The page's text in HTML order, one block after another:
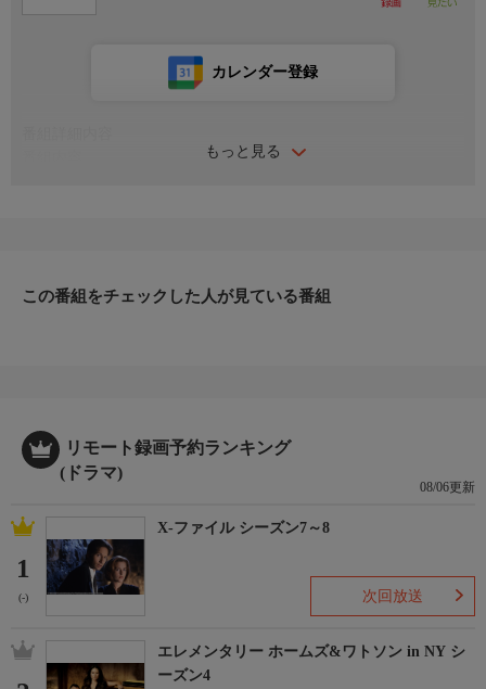
もっと見る
カレンダー登録
からの電話を受け取る。犯人は桐生釈放を拒否すれば大規模爆破
この番組をチェックした人が見ている番組
リモート録画予約ランキング
(ドラマ)
08/06更新
1
(-)
X-ファイル シーズン7～8
次回放送
エレメンタリー ホームズ&ワトソン in NY シ
ーズン4